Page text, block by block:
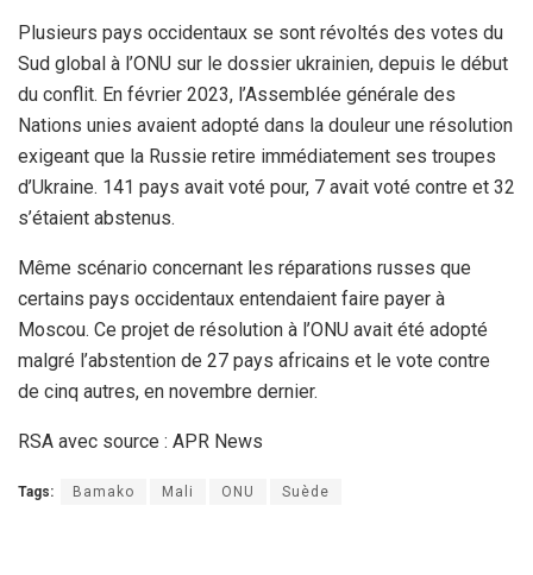
Plusieurs pays occidentaux se sont révoltés des votes du
Sud global à l’ONU sur le dossier ukrainien, depuis le début
du conflit. En février 2023, l’Assemblée générale des
Nations unies avaient adopté dans la douleur une résolution
exigeant que la Russie retire immédiatement ses troupes
d’Ukraine. 141 pays avait voté pour, 7 avait voté contre et 32
s’étaient abstenus.
Même scénario concernant les réparations russes que
certains pays occidentaux entendaient faire payer à
Moscou. Ce projet de résolution à l’ONU avait été adopté
malgré l’abstention de 27 pays africains et le vote contre
de cinq autres, en novembre dernier.
RSA avec source : APR News
Tags: Bamako Mali ONU Suède